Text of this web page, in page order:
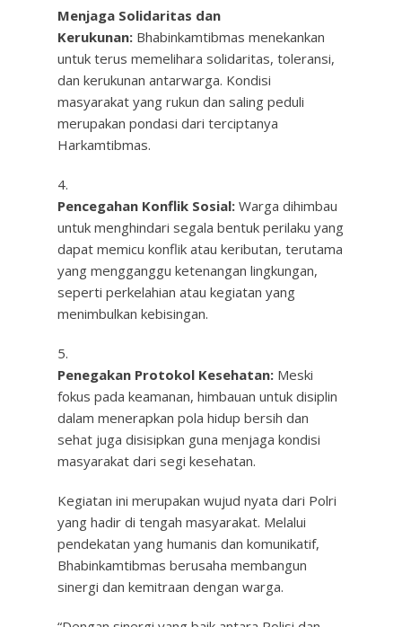
Menjaga Solidaritas dan
Kerukunan: Bhabinkamtibmas menekankan
untuk terus memelihara solidaritas, toleransi,
dan kerukunan antarwarga. Kondisi
masyarakat yang rukun dan saling peduli
merupakan pondasi dari terciptanya
Harkamtibmas.
Pencegahan Konflik Sosial: Warga dihimbau
untuk menghindari segala bentuk perilaku yang
dapat memicu konflik atau keributan, terutama
yang mengganggu ketenangan lingkungan,
seperti perkelahian atau kegiatan yang
menimbulkan kebisingan.
Penegakan Protokol Kesehatan: Meski
fokus pada keamanan, himbauan untuk disiplin
dalam menerapkan pola hidup bersih dan
sehat juga disisipkan guna menjaga kondisi
masyarakat dari segi kesehatan.
Kegiatan ini merupakan wujud nyata dari Polri
yang hadir di tengah masyarakat. Melalui
pendekatan yang humanis dan komunikatif,
Bhabinkamtibmas berusaha membangun
sinergi dan kemitraan dengan warga.